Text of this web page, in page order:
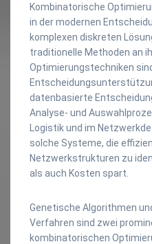
Kombinatorische
in der modernen
komplexen diskreten
traditionelle Methoden an
Optimierungstechniken
datenbasierte
Analyse- und
Logistik und im
solche Systeme, die
Netzwerkstrukturen zu
als auch Kosten spart.
Genetische Algorithmen
Verfahren sind zwei
kombinatorischen